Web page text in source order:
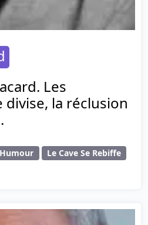
Les
divise, la réclusion
Humour
Le Cave Se Rebiffe